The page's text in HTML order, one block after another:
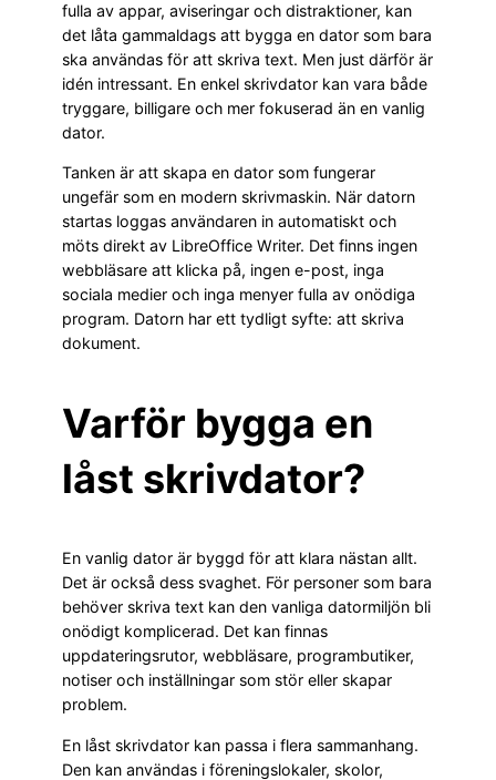
fulla av appar, aviseringar och distraktioner, kan
det låta gammaldags att bygga en dator som bara
ska användas för att skriva text. Men just därför är
idén intressant. En enkel skrivdator kan vara både
tryggare, billigare och mer fokuserad än en vanlig
dator.
Tanken är att skapa en dator som fungerar
ungefär som en modern skrivmaskin. När datorn
startas loggas användaren in automatiskt och
möts direkt av LibreOffice Writer. Det finns ingen
webbläsare att klicka på, ingen e-post, inga
sociala medier och inga menyer fulla av onödiga
program. Datorn har ett tydligt syfte: att skriva
dokument.
Varför bygga en
låst skrivdator?
En vanlig dator är byggd för att klara nästan allt.
Det är också dess svaghet. För personer som bara
behöver skriva text kan den vanliga datormiljön bli
onödigt komplicerad. Det kan finnas
uppdateringsrutor, webbläsare, programbutiker,
notiser och inställningar som stör eller skapar
problem.
En låst skrivdator kan passa i flera sammanhang.
Den kan användas i föreningslokaler, skolor,